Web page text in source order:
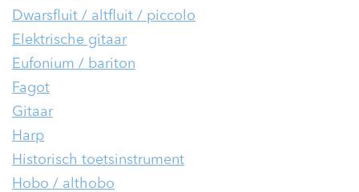
Dwarsfluit / altfluit / piccolo
Elektrische gitaar
Eufonium / bariton
Fagot
Gitaar
Harp
Historisch toetsinstrument
Hobo / althobo